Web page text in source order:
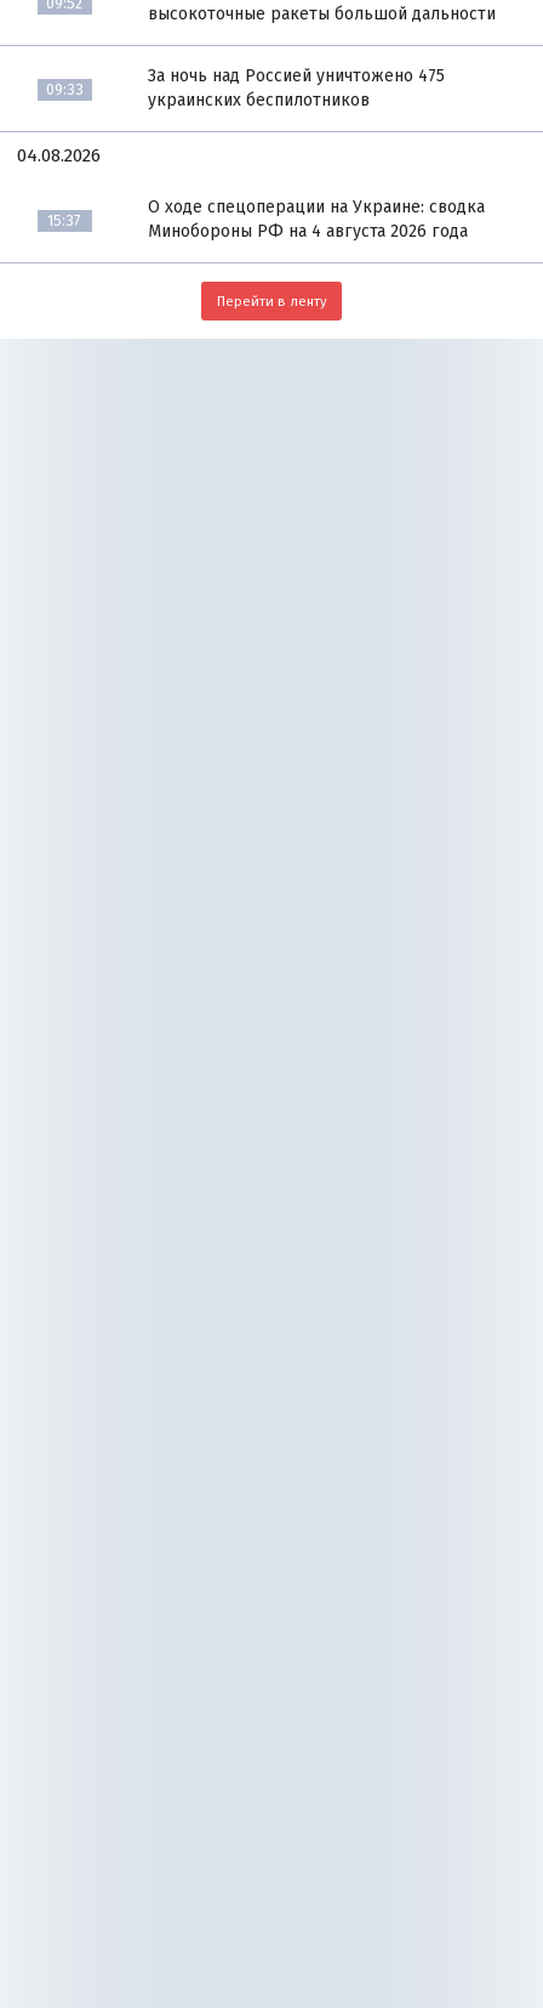
высокоточные ракеты большой дальности
09:33
За ночь над Россией уничтожено 475
украинских беспилотников
04.08.2026
15:37
О ходе спецоперации на Украине: сводка
Минобороны РФ на 4 августа 2026 года
Перейти в ленту